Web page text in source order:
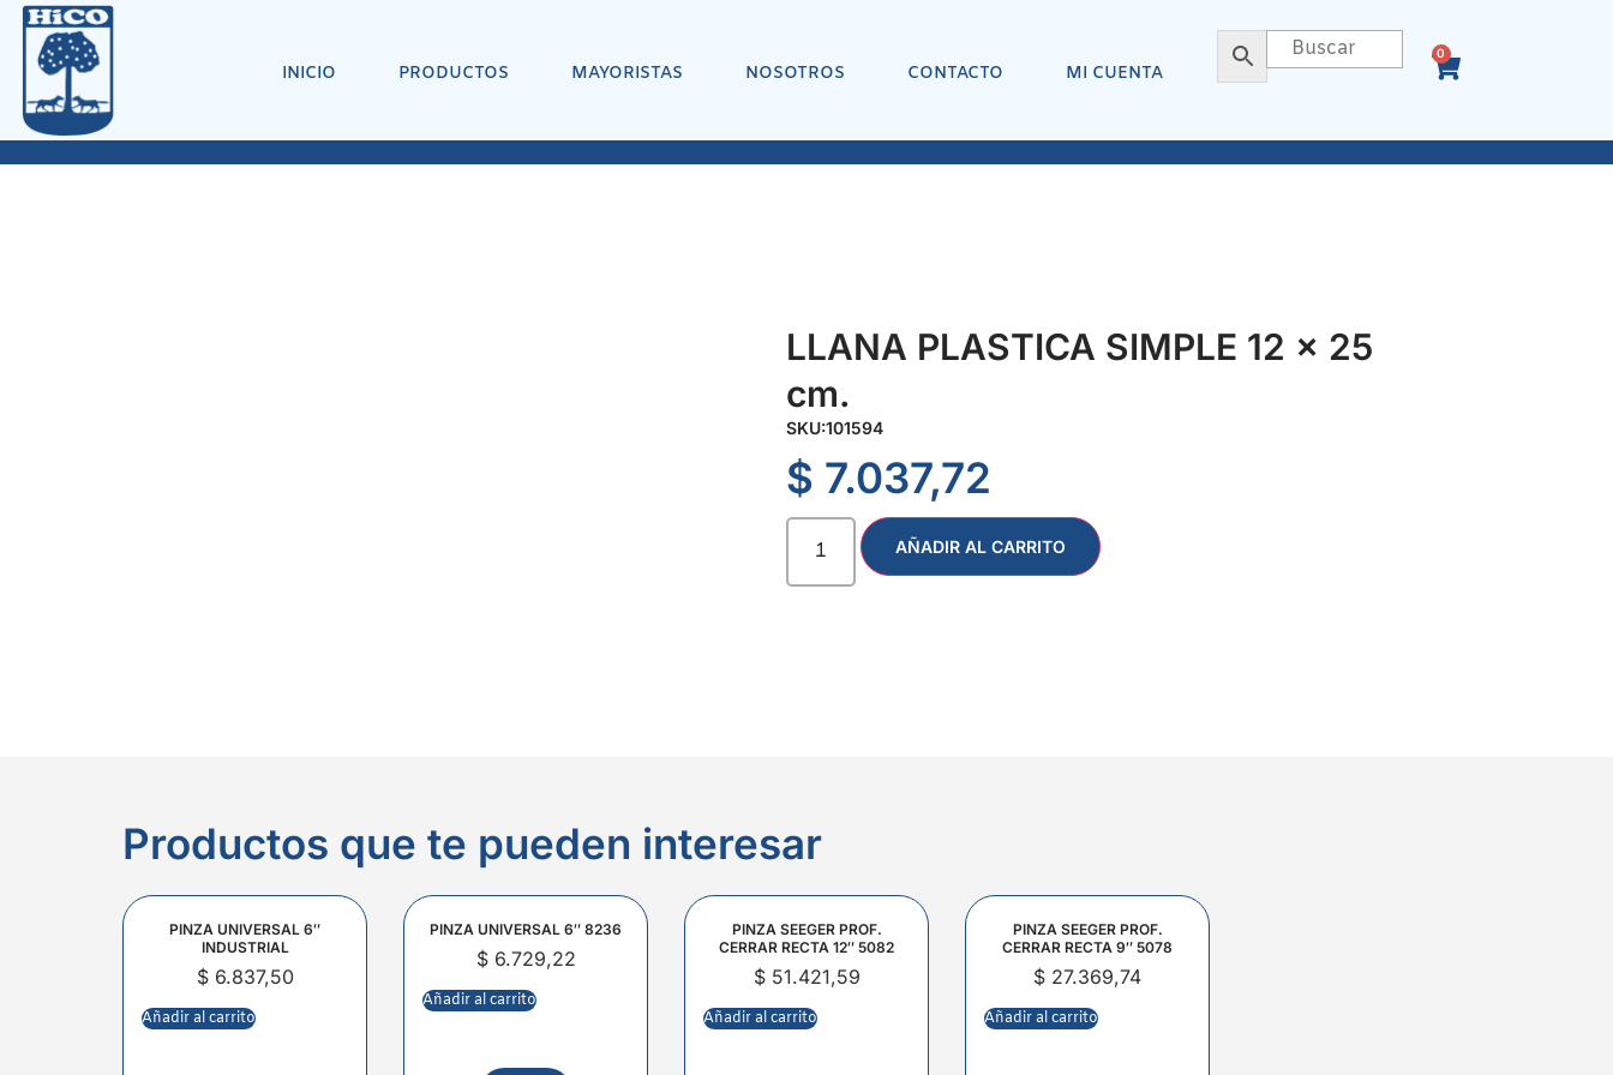
INICIO PRODUCTOS MAYORISTAS NOSOTROS CONTACTO MI CUENTA
0
LLANA PLASTICA SIMPLE 12 x 25
cm.
SKU:101594
$ 7.037,72
AÑADIR AL CARRITO
Productos que te pueden interesar
PINZA UNIVERSAL 6″
INDUSTRIAL
$6.837,50
Añadir al carrito
PINZA UNIVERSAL 6″ 8236
$6.729,22
Añadir al carrito
PINZA SEEGER PROF.
CERRAR RECTA 12″ 5082
$51.421,59
Añadir al carrito
PINZA SEEGER PROF.
CERRAR RECTA 9″ 5078
$ 27.369,74
Añadir al carrito